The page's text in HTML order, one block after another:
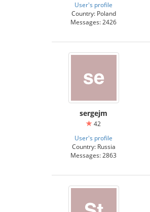
User's profile
Country: Poland
Messages: 2426
sergejm
42
User's profile
Country: Russia
Messages: 2863